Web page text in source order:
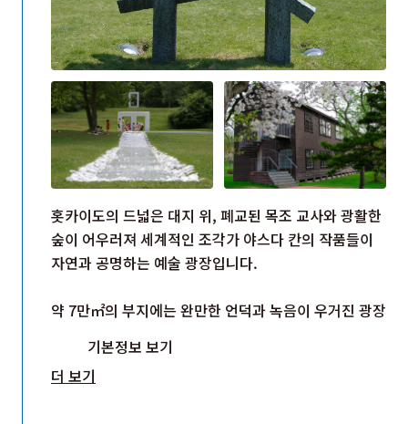
홋카이도의 드넓은 대지 위, 폐교된 목조 교사와 광활한
숲이 어우러져 세계적인 조각가 야스다 칸의 작품들이
자연과 공명하는 예술 광장입니다.
약 7만㎡의 부지에는 완만한 언덕과 녹음이 우거진 광장
하고 있습니다. 봄의 부드러운 바람, 여름의 짙은 초록
빛, 가을의 선명한 단풍, 그리고 모든 것을 하얗게 감싸
기본정보 보기
더 보기